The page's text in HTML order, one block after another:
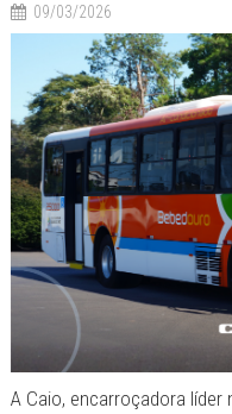
09/03/2026
A Caio, encarroçadora